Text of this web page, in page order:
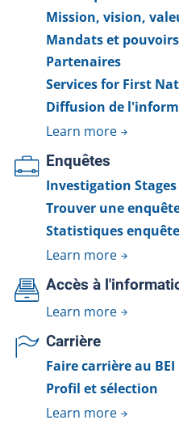
Mission, vision,
Mandats et pouvoirs
Partenaires
Services for First
Diffusion de
Learn more
Enquêtes
Investigation Stages
Trouver une
Statistiques
Learn more
Accès à
Learn more
Carrière
Faire carrière au BEI
Profil et sélection
Learn more